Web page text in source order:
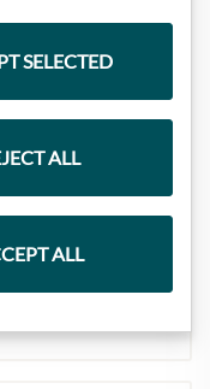
SELECTED
ALL
ALL